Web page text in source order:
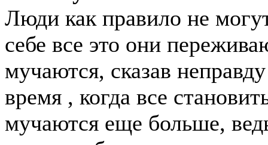
Люди как правило не
себе все это они
мучаются, сказав
время , когда все
мучаются еще больше,